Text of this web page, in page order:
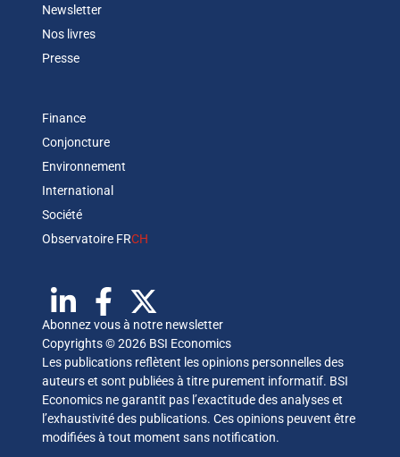
Newsletter
Nos livres
Presse
Finance
Conjoncture
Environnement
International
Société
Observatoire FRCH
Abonnez vous à notre newsletter
Copyrights © 2026 BSI Economics
Les publications reflètent les opinions personnelles des
auteurs et sont publiées à titre purement informatif. BSI
Economics ne garantit pas l’exactitude des analyses et
l’exhaustivité des publications. Ces opinions peuvent être
modifiées à tout moment sans notification.